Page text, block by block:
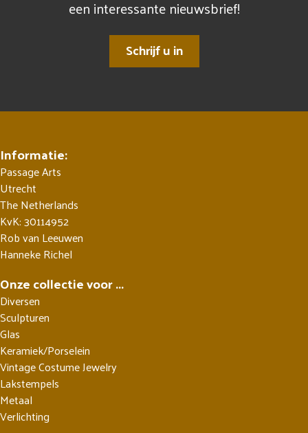
een interessante nieuwsbrief!
Schrijf u in
Informatie:
Passage Arts
Utrecht
The Netherlands
KvK: 30114952
Rob van Leeuwen
Hanneke Richel
Onze collectie voor ...
Diversen
Sculpturen
Glas
Keramiek/Porselein
Vintage Costume Jewelry
Lakstempels
Metaal
Verlichting